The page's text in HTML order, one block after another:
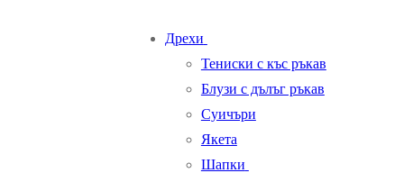
Дрехи
Тениски с къс ръкав
Блузи с дълъг ръкав
Суичъри
Якета
Шапки